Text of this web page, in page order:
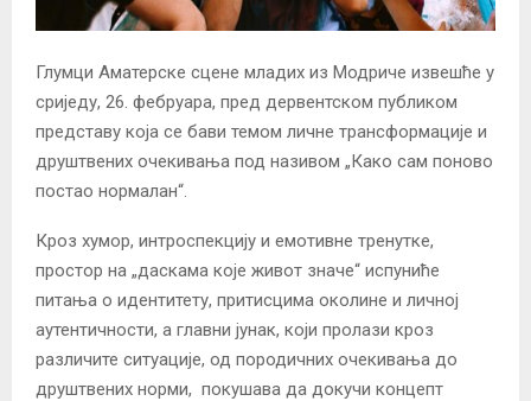
Глумци Аматерске сцене младих из Модриче извешће у
сриједу, 26. фебруара, пред дервентском публиком
представу која се бави темом личне трансформације и
друштвених очекивања под називом „Како сам поново
постао нормалан“.
Кроз хумор, интроспекцију и емотивне тренутке,
простор на „даскама које живот значе“ испуниће
питања о идентитету, притисцима околине и личној
аутентичности, а главни јунак, који пролази кроз
различите ситуације, од породичних очекивања до
друштвених норми, покушава да докучи концепт